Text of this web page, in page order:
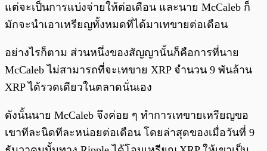
แต่จะเป็นการแบ่งจ่ายให้ต่อเดือน และนาย McCaleb ก็
มักจะนำเอาเหรียญทั้งหมดที่ได้มาเทขายต่อเดือน
อย่างไรก็ตาม ส่วนหนึ่งของสัญญานั้นก็คือการที่นาย
McCaleb ไม่สามารถที่จะเทขาย XRP จำนวน 9 พันล้าน
XRP ได้รวดเดียวในตลาดนั่นเอง
ดังนั้นนาย McCaleb จึงค่อย ๆ ทำการเทขายเหรียญขอ
เขาทีละนิดทีละหน่อยต่อเดือน โดยล่าสุดของเมื่อวันที่ 9